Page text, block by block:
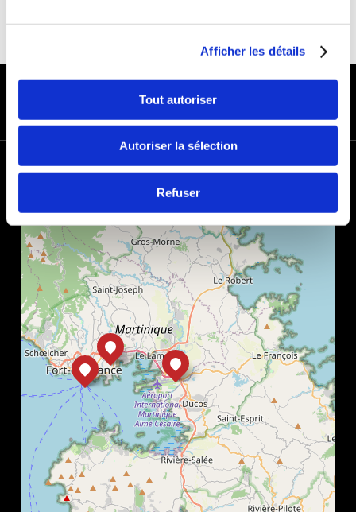
Afficher les détails
Tout autoriser
Autoriser la sélection
Refuser
MODES DE PAIEMENT
+